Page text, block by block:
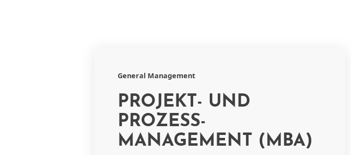
General Management
PROJEKT- UND
PROZESS-
MANAGEMENT (MBA)